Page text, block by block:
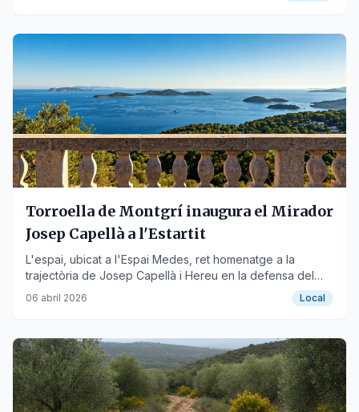
Torroella de Montgrí inaugura el Mirador
Josep Capellà a l'Estartit
L'espai, ubicat a l'Espai Medes, ret homenatge a la
trajectòria de Josep Capellà i Hereu en la defensa del
turisme sostenible.
06 abril 2026 Local